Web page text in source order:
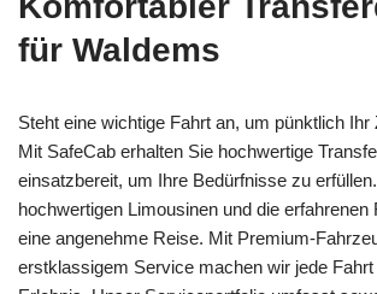
für Waldems
Steht eine wichtige Fahrt an, um pünktlich Ihr
Mit SafeCab erhalten Sie hochwertige
einsatzbereit, um Ihre Bedürfnisse zu
hochwertigen Limousinen und die erfahrenen
eine angenehme Reise. Mit Premium-
erstklassigem Service machen wir jede Fahrt